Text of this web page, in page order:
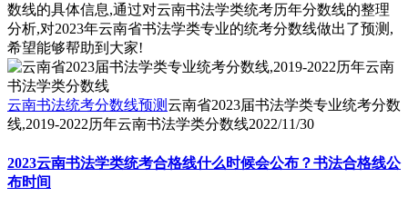
数线的具体信息,通过对云南书法学类统考历年分数线的整理
分析,对2023年云南省书法学类专业的统考分数线做出了预测,
希望能够帮助到大家!
云南书法统考分数线预测云南省2023届书法学类专业统考分数
线,2019-2022历年云南书法学类分数线2022/11/30
2023云南书法学类统考合格线什么时候会公布？书法合格线公
布时间